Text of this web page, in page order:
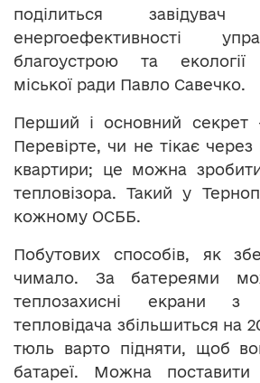
поділиться
енергоефективності
благоустрою та екології
міської ради Павло Савечко.
Перший і основний секрет
Перевірте, чи не тікає
квартири; це можна
тепловізора. Такий у
кожному ОСББ.
Побутових способів, як
чимало. За батереями
теплозахисні екрани з
тепловідача збільшиться на
тюль варто підняти, щоб
батареї. Можна